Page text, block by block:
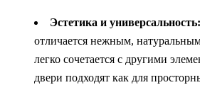
Эстетика и универсальность:
отличается нежным,
легко сочетается с другими
двери подходят как для